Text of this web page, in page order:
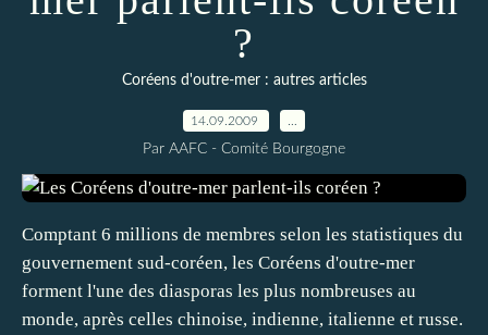
?
Coréens d'outre-mer : autres articles
14.09.2009
Par AAFC - Comité Bourgogne
Comptant 6 millions de membres selon les statistiques du
gouvernement sud-coréen, les Coréens d'outre-mer
forment l'une des diasporas les plus nombreuses au
monde, après celles chinoise, indienne, italienne et russe.